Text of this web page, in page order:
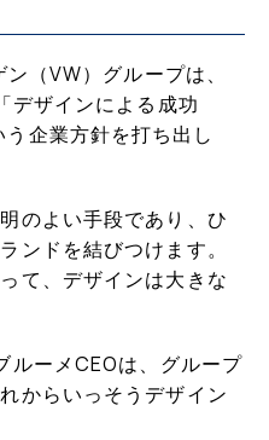
（VW）グループは、
デザインによる成功
企業方針を打ち出し
のよい手段であり、ひ
ンドを結びつけます。
て、デザインは大きな
ルーメCEOは、グループ
からいっそうデザイン